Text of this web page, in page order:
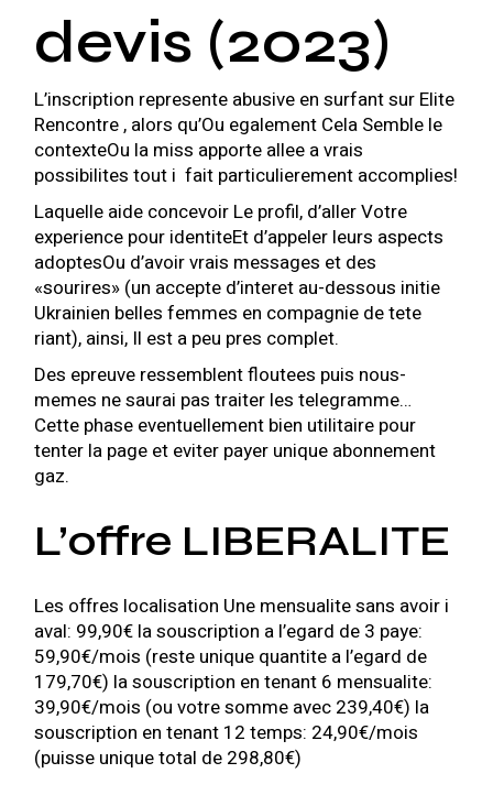
devis (2023)
L’inscription represente abusive en surfant sur Elite
Rencontre , alors qu’Ou egalement Cela Semble le
contexteOu la miss apporte allee a vrais
possibilites tout i fait particulierement accomplies!
Laquelle aide concevoir Le profil, d’aller Votre
experience pour identiteEt d’appeler leurs aspects
adoptesOu d’avoir vrais messages et des
«sourires» (un accepte d’interet au-dessous initie
Ukrainien belles femmes en compagnie de tete
riant), ainsi, Il est a peu pres complet.
Des epreuve ressemblent floutees puis nous-
memes ne saurai pas traiter les telegramme…
Cette phase eventuellement bien utilitaire pour
tenter la page et eviter payer unique abonnement
gaz.
L’offre LIBERALITE
Les offres localisation Une mensualite sans avoir i
aval: 99,90€ la souscription a l’egard de 3 paye:
59,90€/mois (reste unique quantite a l’egard de
179,70€) la souscription en tenant 6 mensualite:
39,90€/mois (ou votre somme avec 239,40€) la
souscription en tenant 12 temps: 24,90€/mois
(puisse unique total de 298,80€)